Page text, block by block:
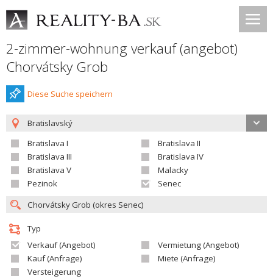
2-zimmer-wohnung verkauf (angebot)
Chorvátsky Grob
Diese Suche speichern
Bratislavský
Bratislava I
Bratislava II
Bratislava III
Bratislava IV
Bratislava V
Malacky
Pezinok
Senec
Typ
Verkauf (Angebot)
Vermietung (Angebot)
Kauf (Anfrage)
Miete (Anfrage)
Versteigerung